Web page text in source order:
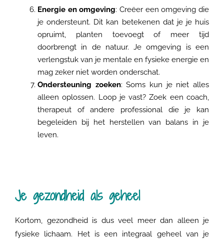
Energie en omgeving: Creëer een omgeving die
je ondersteunt. Dit kan betekenen dat je je huis
opruimt, planten toevoegt of meer tijd
doorbrengt in de natuur. Je omgeving is een
verlengstuk van je mentale en fysieke energie en
mag zeker niet worden onderschat.
Ondersteuning zoeken: Soms kun je niet alles
alleen oplossen. Loop je vast? Zoek een coach,
therapeut of andere professional die je kan
begeleiden bij het herstellen van balans in je
leven.
Je gezondheid als geheel
Kortom, gezondheid is dus veel meer dan alleen je
fysieke lichaam. Het is een integraal geheel van je